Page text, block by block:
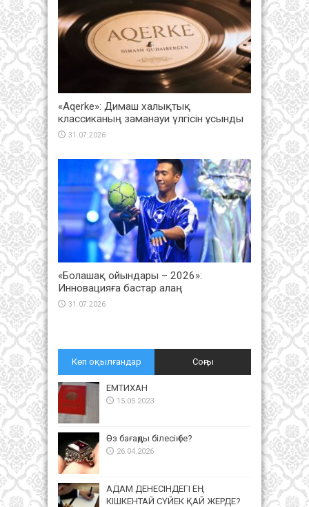
«Aqerke»: Димаш халықтық
классиканың заманауи үлгісін ұсынды
31.07.2026
«Болашақ ойындары – 2026»:
Инновацияға бастар алаң
31.07.2026
Көп оқылғандар Соңғы
ЕМТИХАН
15.05.2023
Өз бағаңды білесің бе?
26.04.2026
АДАМ ДЕНЕСІНДЕГІ ЕҢ
КІШКЕНТАЙ СҮЙЕК ҚАЙ ЖЕРДЕ?